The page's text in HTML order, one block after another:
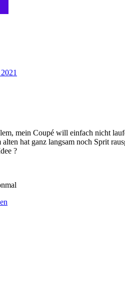
mein Coupé will einfach nicht
alten hat ganz langsam noch Sprit
?